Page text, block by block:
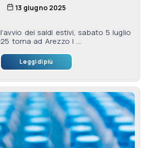
13 giugno 2025
dei saldi estivi, sabato 5 luglio
torna ad Arezzo l ...
Leggi di più